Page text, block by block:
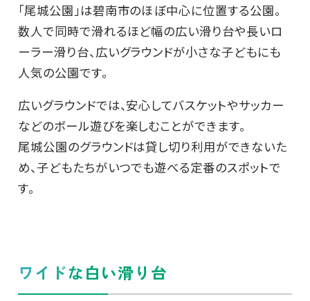
「尾城公園」は碧南市のほぼ中心に位置する公園。
数人で同時で滑れるほど幅の広い滑り台や長いロ
ーラー滑り台、広いグラウンドが小さな子どもにも
人気の公園です。
広いグラウンドでは、安心してバスケットやサッカー
などのボール遊びを楽しむことができます。
尾城公園のグラウンドは貸し切り利用ができないた
め、子どもたちがいつでも遊べる定番のスポットで
す。
ワイドな白い滑り台